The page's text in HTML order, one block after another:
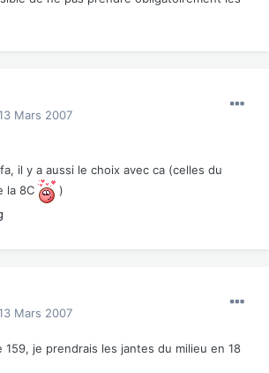
Mars 2007
il y a aussi le choix avec ca (celles du
la 8C
)
Mars 2007
159, je prendrais les jantes du milieu en 18